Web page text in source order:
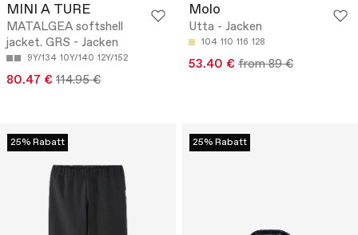
MINI A TURE
MATALGEA softshell
jacket. GRS - Jacken
9Y/134 10Y/140 12Y/152
80.47 € 114.95 €
Molo
Utta - Jacken
104 110 116 128
53.40 € from 89 €
25% Rabatt 25% Rabatt